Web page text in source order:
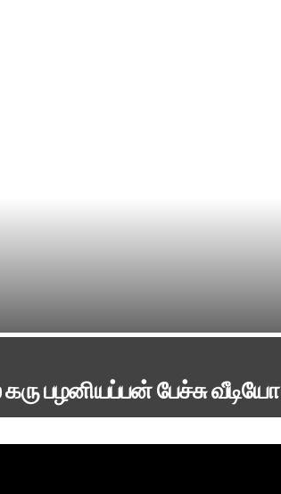
பழனியப்பன் பேச்சு வீடியோ